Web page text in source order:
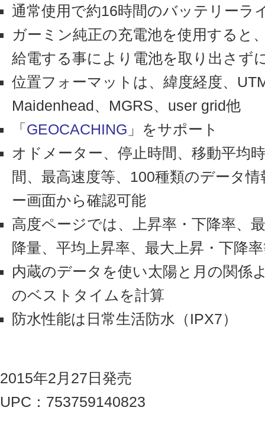
通常使用で約16時間のバッテリーラ
ガーミン純正の充電池を使用すると
給電する事により電池を取り出さず
位置フォーマットは、緯度経度、
Maidenhead、MGRS、user grid他
「 GEOCACHING 」をサポート
オドメーター、停止時間、移動平均
間、最高速度等、100種類のデータ
ー画面から確認可能
高度ページでは、上昇率・下降率、
降量、平均上昇率、最大上昇・下降
内蔵のデータを使い太陽と月の関係
のベストタイムを計算
防水性能は日常生活防水（IPX7）
2015年2月27日発売
UPC：753759140823